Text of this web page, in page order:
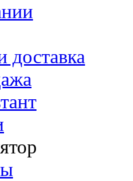
доставка